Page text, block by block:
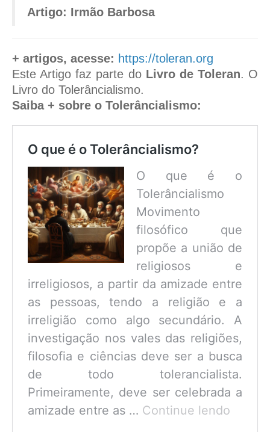
Artigo: Irmão Barbosa
+ artigos, acesse: https://toleran.org
Este Artigo faz parte do Livro de Toleran. O
Livro do Tolerâncialismo.
Saiba + sobre o Tolerâncialismo:
O que é o Tolerâncialismo?
O que é o
Tolerâncialismo
Movimento
filosófico que
propõe a união de
religiosos e
irreligiosos, a partir da amizade entre
as pessoas, tendo a religião e a
irreligião como algo secundário. A
investigação nos vales das religiões,
filosofia e ciências deve ser a busca
de todo tolerancialista.
Primeiramente, deve ser celebrada a
amizade entre as … Continue lendo